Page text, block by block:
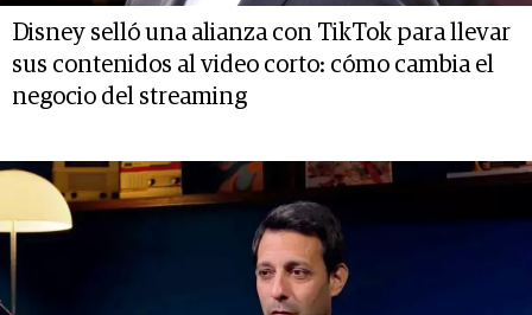
Disney selló una alianza con TikTok para llevar
sus contenidos al video corto: cómo cambia el
negocio del streaming